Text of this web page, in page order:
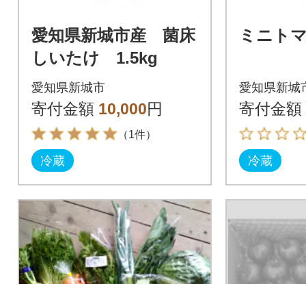
愛知県新城市産 菌床
しいたけ 1.5kg
愛知県新城市
寄付金額 10,000円
（1件）
冷蔵
ミニト
愛知県新城
寄付金額
冷蔵